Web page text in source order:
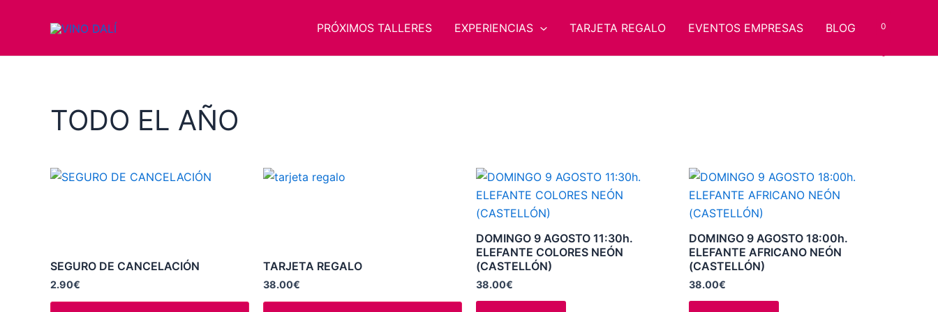
PRÓXIMOS TALLERES EXPERIENCIAS TARJETA REGALO EVENTOS EMPRESAS BLOG 0
TODO EL AÑO
SEGURO DE CANCELACIÓN
2.90€
TARJETA REGALO
38.00€
DOMINGO 9 AGOSTO 11:30h.
ELEFANTE COLORES NEÓN
(CASTELLÓN)
38.00€
Este
producto
múltiples
variantes.
se
DOMINGO 9 AGOSTO 18:00h.
ELEFANTE AFRICANO NEÓN
(CASTELLÓN)
38.00€
Este
producto
múltiples
variantes.
se